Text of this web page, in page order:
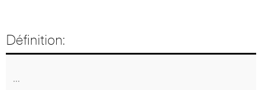
Définition: